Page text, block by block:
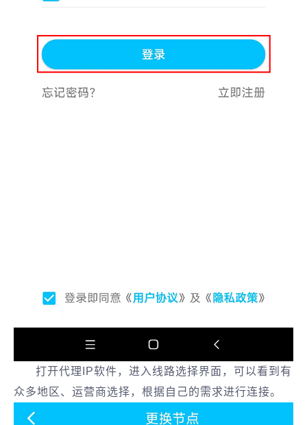
打开代理IP软件，进入线路选择界面，可以看到有
众多地区、运营商选择，根据自己的需求进行连接。